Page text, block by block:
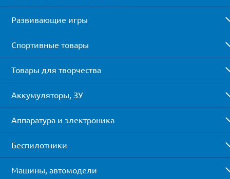
Развивающие игры
Спортивные товары
Товары для творчества
Аккумуляторы, ЗУ
Аппаратура и электроника
Беспилотники
Машины, автомодели